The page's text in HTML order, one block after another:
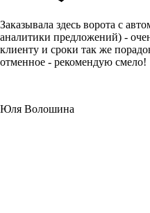
Заказывала здесь ворота с
аналитики предложений) -
клиенту и сроки так же
отменное - рекомендую смело!
Юля Волошина